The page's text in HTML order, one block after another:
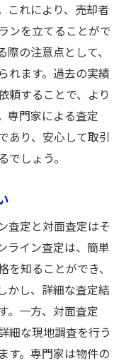
これにより、売却者
ンを立てることがで
の注意点として、
れます。過去の実績
頼することで、より
専門家による査定
あり、安心して取引
しょう。
査定と対面査定はそ
ライン査定は、簡単
知ることができ、
かし、詳細な査定結
。一方、対面査定
細な現地調査を行う
す。専門家は物件の